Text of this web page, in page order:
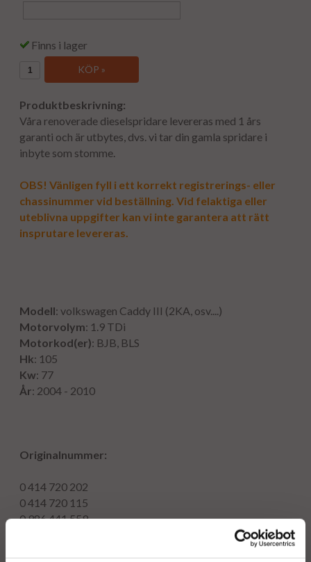
Finns i lager
KÖP »
Produktbeskrivning:
Våra renoverade dieselspridare levereras med 1 års
garanti och är utbytes, dvs. vi tar din gamla spridare i
inbyte som stomme.
OBS! Vänligen fyll i ett korrekt registrerings- eller
chassinummer vid beställning. Vid felaktiga eller
uteblivna uppgifter kan vi inte garantera att rätt
insprutare levereras.
Modell: volkswagen Caddy III (2KA, osv....)
Motorvolym: 1.9 TDi
Motorkod(er): BJB, BLS
Hk: 105
Kw: 77
År: 2004 - 2010
Originalnummer:
0 414 720 202
0 414 720 115
0 986 441 559